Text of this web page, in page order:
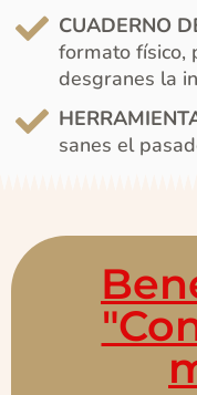
CUADERNO
formato físico,
desgranes la
sanes el